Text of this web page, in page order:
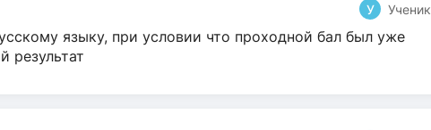
У Ученик
языку, при условии что проходной бал был уже
результат